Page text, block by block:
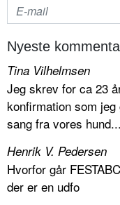
Nyeste
Tina Vilhelmsen
Jeg skrev for ca 23
konfirmation som
sang fra vores hund...
Henrik V. Pedersen
Hvorfor går
der er en udfo